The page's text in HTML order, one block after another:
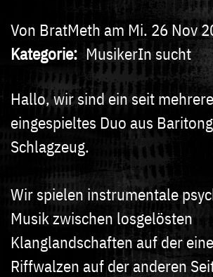
Von BratMeth am Mi. 26 Nov
Kategorie
MusikerIn sucht
Hallo, wir sind ein seit
eingespieltes Duo aus
Schlagzeug.
Wir spielen instrumentale
Musik zwischen losgelösten
Klanglandschaften auf der
Riffwalzen auf der anderen